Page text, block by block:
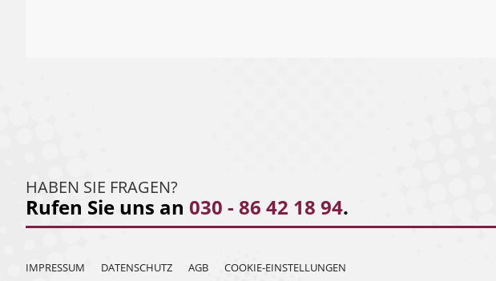
HABEN SIE FRAGEN?
Rufen Sie uns an 030 - 86 42 18 94.
IMPRESSUM DATENSCHUTZ AGB COOKIE-EINSTELLUNGEN